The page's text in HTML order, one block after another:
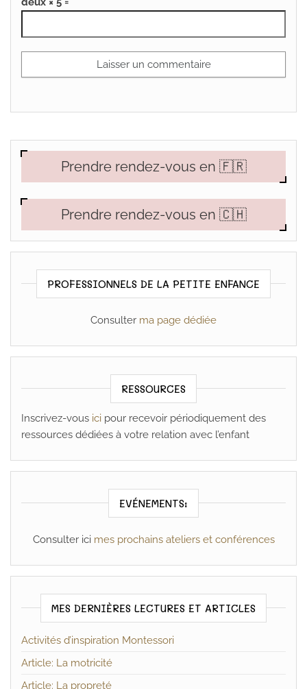
Prendre rendez-vous en 🇫🇷
Prendre rendez-vous en 🇨🇭
PROFESSIONNELS DE LA PETITE ENFANCE
Consulter ma page dédiée
RESSOURCES
Inscrivez-vous ici pour recevoir périodiquement des
ressources dédiées à votre relation avec l’enfant
EVÉNEMENTS:
Consulter ici mes prochains ateliers et conférences
MES DERNIÈRES LECTURES ET ARTICLES
Activités d’inspiration Montessori
Article: La motricité
Article: La propreté